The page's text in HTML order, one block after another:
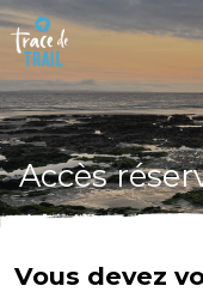
Accès
Vous devez